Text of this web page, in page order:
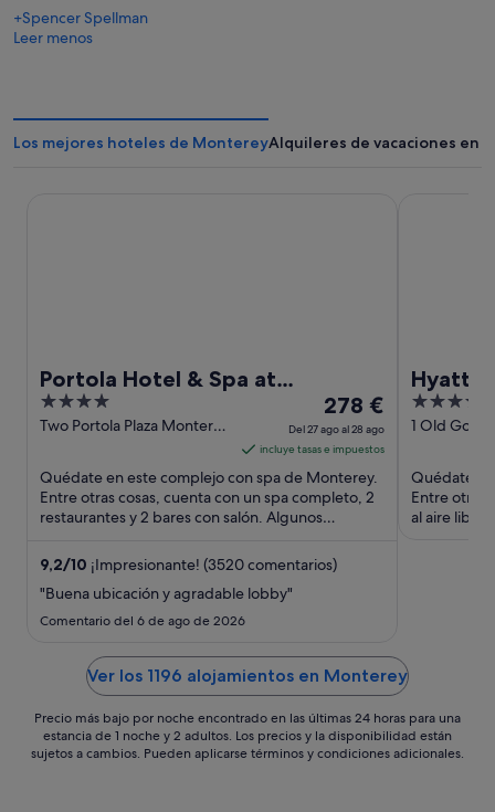
+Spencer Spellman
Leer menos
Los mejores hoteles de MontereyAlquileres de vacaciones en
Portola Hotel & Spa at
Monterey Bay
4
out
5
Two Portola Plaza Monterey
El
precio
es
de
278 €
por
del
28
ago
278 €
Del 27 ago al 28 ago
incluye tasas e impuestos
Quédate en este complejo con spa de Monterey.
Entre otras cosas, cuenta con un spa completo, 2
restaurantes y 2 bares con salón. Algunos
9,2/10 ¡Impresionante! (3520 comentarios)
"Buena ubicación y agradable lobby"
Comentario del 6 de ago de 2026
Hyatt
& Spa
4.5
out
5
1 Old Golf
Quédate
Entre otras
al aire libre
Ver los 1196 alojamientos en Monterey
Precio más bajo por noche encontrado en las últimas 24 horas para una
estancia de 1 noche y 2 adultos. Los precios y la disponibilidad están
sujetos a cambios. Pueden aplicarse términos y condiciones adicionales.